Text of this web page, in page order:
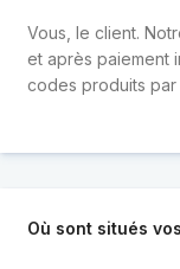
Vous, le client.
et après paiement
codes produits
Où sont situés